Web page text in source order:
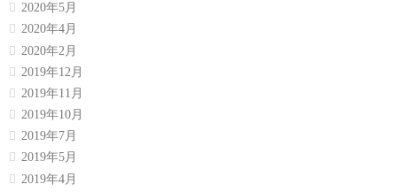
2020年5月
2020年4月
2020年2月
2019年12月
2019年11月
2019年10月
2019年7月
2019年5月
2019年4月